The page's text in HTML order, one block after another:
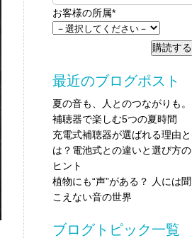
お客様の所属*
最近のブログポスト
夏の音も、人とのつながりも。
補聴器で楽しむ5つの夏時間
充電式補聴器が選ばれる理由と
は？電池式との違いと選び方の
ヒント
植物にも“声”がある？ 人には聞
こえない音の世界
ブログトピック一覧